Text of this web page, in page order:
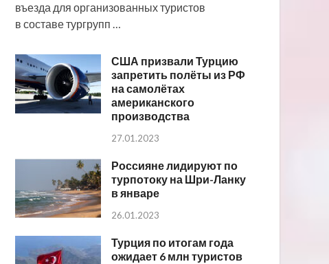
въезда для организованных туристов
в составе тургрупп …
США призвали Турцию
запретить полёты из РФ
на самолётах
американского
производства
27.01.2023
Россияне лидируют по
турпотоку на Шри-Ланку
в январе
26.01.2023
Турция по итогам года
ожидает 6 млн туристов